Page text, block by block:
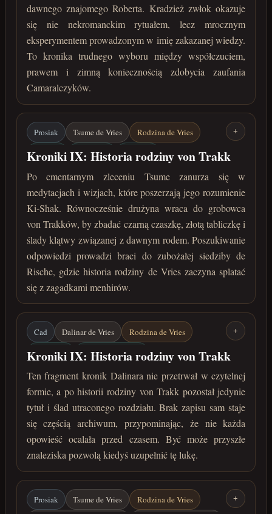
dawnego znajomego Roberta. Kradzież zwłok okazuje
się nie nekromanckim rytuałem, lecz mrocznym
eksperymentem prowadzonym w imię zakazanej wiedzy.
To kronika trudnego wyboru między współczuciem,
prawem i zimną koniecznością zdobycia zaufania
Camaralczyków.
Prosiak Tsume de Vries
Rodzina de Vries
Ki-Shak
von Trakk
Menhiry
Zagadki Menhirów
maj 222 roku po Zaćmieniu
+
Kroniki IX: Historia rodziny von Trakk
Po cmentarnym zleceniu Tsume zanurza się w
medytacjach i wizjach, które poszerzają jego rozumienie
Ki-Shak. Równocześnie drużyna wraca do grobowca
von Trakków, by zbadać czarną czaszkę, złotą tabliczkę i
ślady klątwy związanej z dawnym rodem. Poszukiwanie
odpowiedzi prowadzi braci do zubożałej siedziby de
Rische, gdzie historia rodziny de Vries zaczyna splatać
się z zagadkami menhirów.
Cad Dalinar de Vries
Rodzina de Vries
von Trakk
Zaginione zapiski
maj 222 roku po Zaćmieniu
+
Kroniki IX: Historia rodziny von Trakk
Ten fragment kronik Dalinara nie przetrwał w czytelnej
formie, a po historii rodziny von Trakk pozostał jedynie
tytuł i ślad utraconego rozdziału. Brak zapisu sam staje
się częścią archiwum, przypominając, że nie każda
opowieść ocalała przed czasem. Być może przyszłe
znaleziska pozwolą kiedyś uzupełnić tę lukę.
Prosiak Tsume de Vries
Rodzina de Vries
+